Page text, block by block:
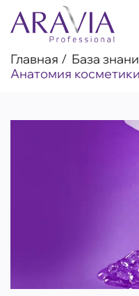
Главная База
Анатомия косметики